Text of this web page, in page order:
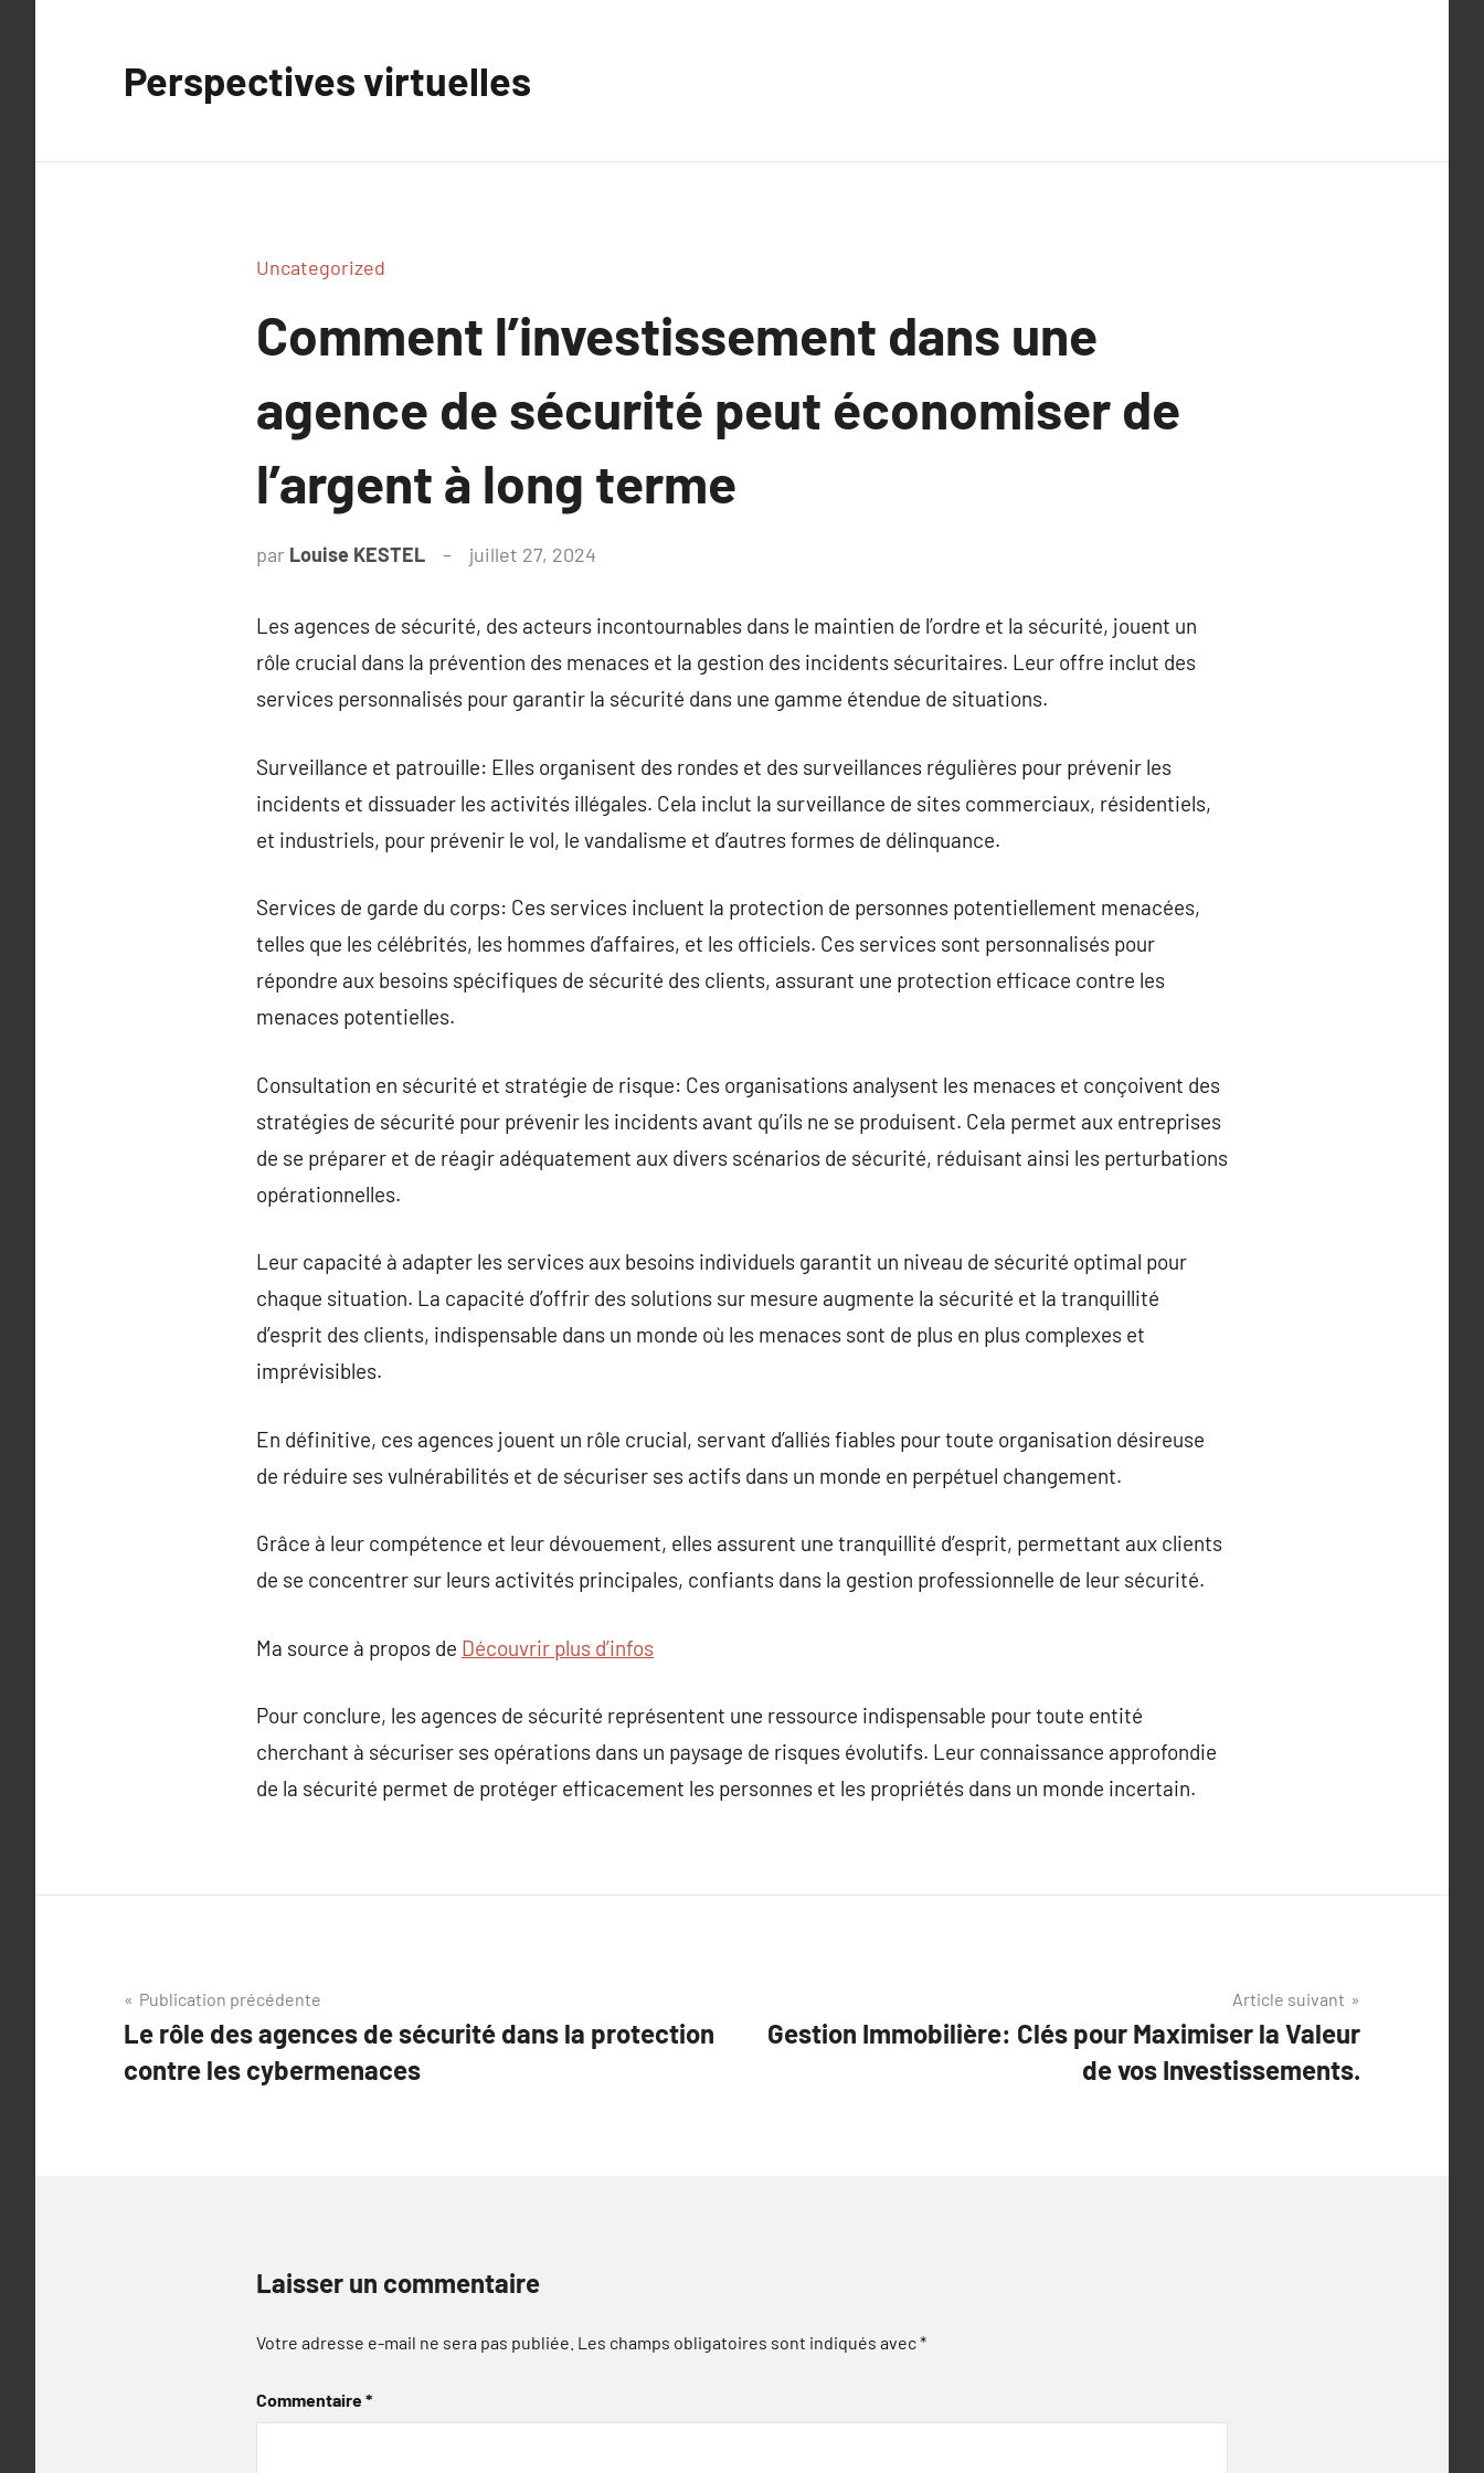
Perspectives virtuelles
Uncategorized
Comment l’investissement dans une
agence de sécurité peut économiser de
l’argent à long terme
par Louise KESTEL juillet 27, 2024
Les agences de sécurité, des acteurs incontournables dans le maintien de l’ordre et la sécurité, jouent un
rôle crucial dans la prévention des menaces et la gestion des incidents sécuritaires. Leur offre inclut des
services personnalisés pour garantir la sécurité dans une gamme étendue de situations.
Surveillance et patrouille: Elles organisent des rondes et des surveillances régulières pour prévenir les
incidents et dissuader les activités illégales. Cela inclut la surveillance de sites commerciaux, résidentiels,
et industriels, pour prévenir le vol, le vandalisme et d’autres formes de délinquance.
Services de garde du corps: Ces services incluent la protection de personnes potentiellement menacées,
telles que les célébrités, les hommes d’affaires, et les officiels. Ces services sont personnalisés pour
répondre aux besoins spécifiques de sécurité des clients, assurant une protection efficace contre les
menaces potentielles.
Consultation en sécurité et stratégie de risque: Ces organisations analysent les menaces et conçoivent des
stratégies de sécurité pour prévenir les incidents avant qu’ils ne se produisent. Cela permet aux entreprises
de se préparer et de réagir adéquatement aux divers scénarios de sécurité, réduisant ainsi les perturbations
opérationnelles.
Leur capacité à adapter les services aux besoins individuels garantit un niveau de sécurité optimal pour
chaque situation. La capacité d’offrir des solutions sur mesure augmente la sécurité et la tranquillité
d’esprit des clients, indispensable dans un monde où les menaces sont de plus en plus complexes et
imprévisibles.
En définitive, ces agences jouent un rôle crucial, servant d’alliés fiables pour toute organisation désireuse
de réduire ses vulnérabilités et de sécuriser ses actifs dans un monde en perpétuel changement.
Grâce à leur compétence et leur dévouement, elles assurent une tranquillité d’esprit, permettant aux clients
de se concentrer sur leurs activités principales, confiants dans la gestion professionnelle de leur sécurité.
Ma source à propos de Découvrir plus d’infos
Pour conclure, les agences de sécurité représentent une ressource indispensable pour toute entité
cherchant à sécuriser ses opérations dans un paysage de risques évolutifs. Leur connaissance approfondie
de la sécurité permet de protéger efficacement les personnes et les propriétés dans un monde incertain.
Navigation
de
l’article
Publication précédente
Le rôle des agences de sécurité dans la protection
contre les cybermenaces
Article suivant
Gestion Immobilière: Clés pour Maximiser la Valeur
de vos Investissements.
Laisser un commentaire
Votre adresse e-mail ne sera pas publiée. Les champs obligatoires sont indiqués avec*
Commentaire*